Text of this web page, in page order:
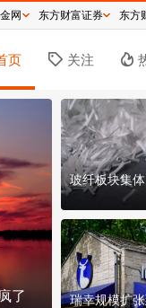
页 关注
泡玛特言行不
玻纤板块集
瑞幸规模扩
网 东方财富证券 东方